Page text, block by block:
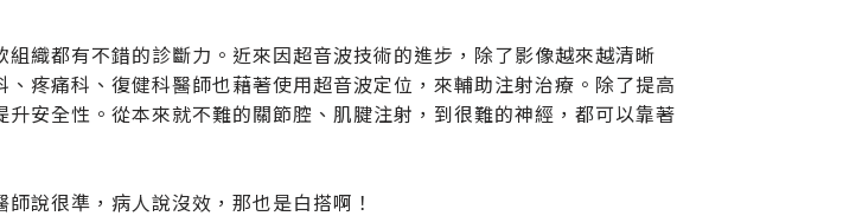
織都有不錯的診斷力。近來因超音波技術的進步，除了影像越來越清晰
疼痛科、復健科醫師也藉著使用超音波定位，來輔助注射治療。除了提高
安全性。從本來就不難的關節腔、肌腱注射，到很難的神經，都可以靠著
說很準，病人說沒效，那也是白搭啊！